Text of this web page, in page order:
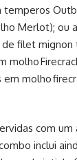
Merlot); ou
de filet
molho
molho
com
inclui